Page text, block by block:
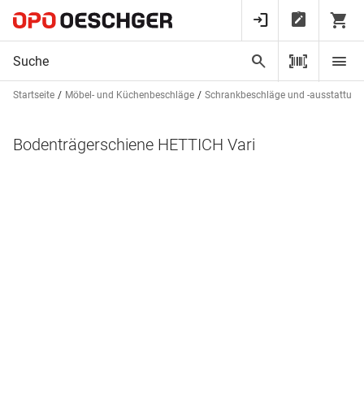
Startseite Möbel- und Küchenbeschläge Schrankbeschläge und -
Bodenträgerschiene HETTICH Vari